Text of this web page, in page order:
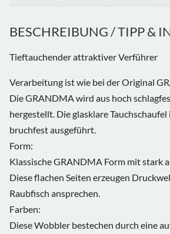
BESCHREIBUNG / TIPP &
Tieftauchender attraktiver Verführer
Verarbeitung ist wie bei der Original
Die GRANDMA wird aus hoch
hergestellt. Die glasklare
bruchfest ausgeführt.
Form:
Klassische GRANDMA Form mit stark
Diese flachen Seiten erzeugen
Raubfisch ansprechen.
Farben:
Diese Wobbler bestechen durch eine